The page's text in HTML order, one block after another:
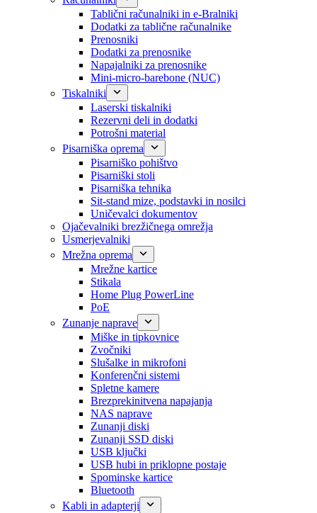
Tablični računalniki in e-Bralniki
Dodatki za tablične računalnike
Prenosniki
Dodatki za prenosnike
Napajalniki za prenosnike
Mini-micro-barebone (NUC)
Tiskalniki
Laserski tiskalniki
Rezervni deli in dodatki
Potrošni material
Pisarniška oprema
Pisarniško pohištvo
Pisarniški stoli
Pisarniška tehnika
Sit-stand mize, podstavki in nosilci
Uničevalci dokumentov
Ojačevalniki brezžičnega omrežja
Usmerjevalniki
Mrežna oprema
Mrežne kartice
Stikala
Home Plug PowerLine
PoE
Zunanje naprave
Miške in tipkovnice
Zvočniki
Slušalke in mikrofoni
Konferenčni sistemi
Spletne kamere
Brezprekinitvena napajanja
NAS naprave
Zunanji diski
Zunanji SSD diski
USB ključki
USB hubi in priklopne postaje
Spominske kartice
Bluetooth
Kabli in adapterji